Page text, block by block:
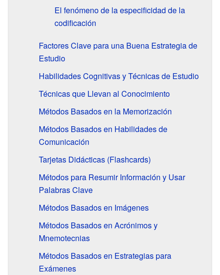
El fenómeno de la especificidad de la
codificación
Factores Clave para una Buena Estrategia de
Estudio
Habilidades Cognitivas y Técnicas de Estudio
Técnicas que Llevan al Conocimiento
Métodos Basados en la Memorización
Métodos Basados en Habilidades de
Comunicación
Tarjetas Didácticas (Flashcards)
Métodos para Resumir Información y Usar
Palabras Clave
Métodos Basados en Imágenes
Métodos Basados en Acrónimos y
Mnemotecnias
Métodos Basados en Estrategias para
Exámenes